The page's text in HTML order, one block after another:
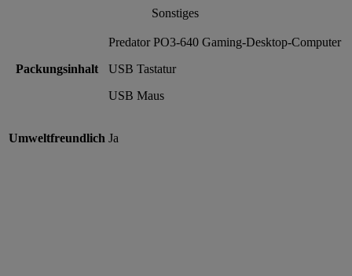
Sonstiges
Packungsinhalt
Predator PO3-640 Gaming-Desktop-Computer
USB Tastatur
USB Maus
Umweltfreundlich Ja